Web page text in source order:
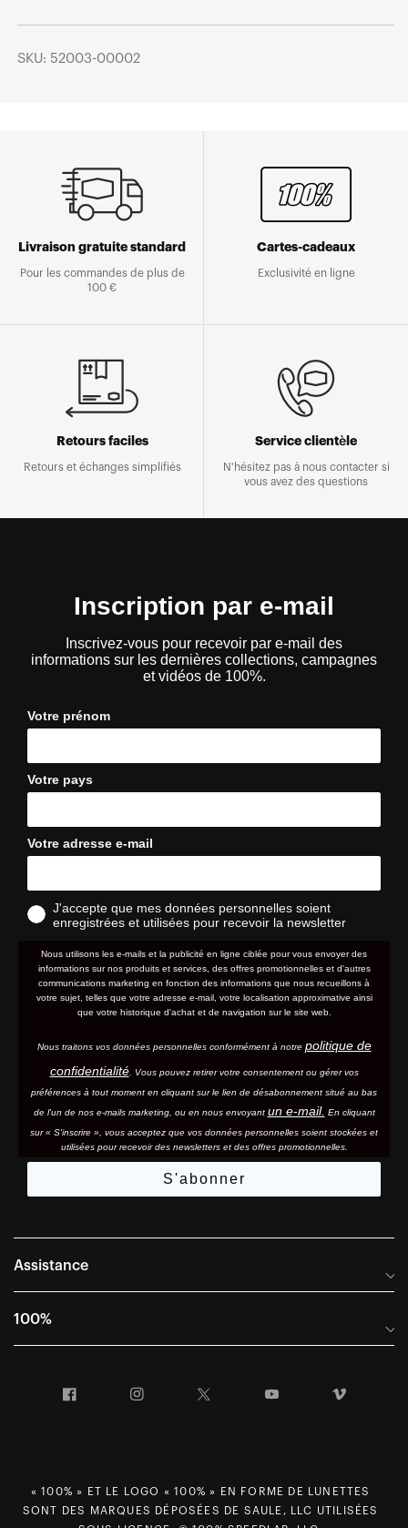
SKU: 52003-00002
Livraison gratuite standard
Pour les commandes de plus de
100 €
Cartes-cadeaux
Exclusivité en ligne
Retours faciles
Retours et échanges simplifiés
Service clientèle
N'hésitez pas à nous contacter si
vous avez des questions
Inscription par e-mail
Inscrivez-vous pour recevoir par e-mail des
informations sur les dernières collections, campagnes
et vidéos de 100%.
Votre prénom
Votre pays
Votre adresse e-mail
J'accepte que mes données personnelles soient
enregistrées et utilisées pour recevoir la newsletter
Nous utilisons les e-mails et la publicité en ligne ciblée pour vous envoyer des
informations sur nos produits et services, des offres promotionnelles et d'autres
communications marketing en fonction des informations que nous recueillons à
votre sujet, telles que votre adresse e-mail, votre localisation approximative ainsi
que votre historique d'achat et de navigation sur le site web.
Nous traitons vos données personnelles conformément à notre politique de
confidentialité. Vous pouvez retirer votre consentement ou gérer vos
préférences à tout moment en cliquant sur le lien de désabonnement situé au bas
de l'un de nos e-mails marketing, ou en nous envoyant un e-mail. En cliquant
sur « S'inscrire », vous acceptez que vos données personnelles soient stockées et
utilisées pour recevoir des newsletters et des offres promotionnelles.
S'abonner
Assistance
Foire aux questions
Conditions générales de vente
100%
Informations sur l'entreprise
Facebook Instagram YouTube
« 100% » ET LE LOGO « 100% » EN FORME DE LUNETTES
SONT DES MARQUES DÉPOSÉES DE SAULE, LLC UTILISÉES